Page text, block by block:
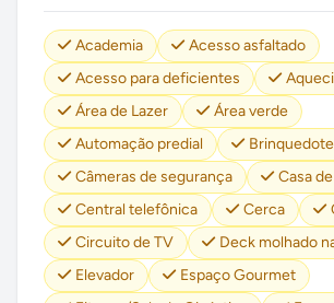
Academia
Acesso asfaltado
Acesso para deficientes
Área de Lazer
Área verde
Automação predial
Câmeras de segurança
Casa
Central telefônica
Cerca
Circuito de TV
Deck molhado
Elevador
Espaço Gourmet